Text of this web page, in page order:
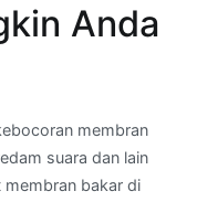
Anda
membran
suara dan lain
membran bakar di